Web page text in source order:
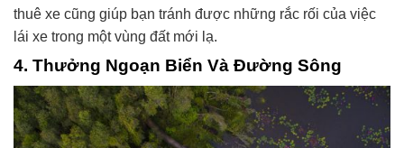
thuê xe cũng giúp bạn tránh được những rắc rối của việc
lái xe trong một vùng đất mới lạ.
4. Thưởng Ngoạn Biển Và Đường Sông